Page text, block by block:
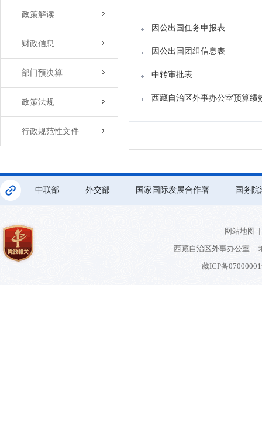
政策解读
财政信息
部门预决算
政策法规
行政规范性文件
因公出国任务申报表
因公出国团组信息表
中转审批表
西藏自治区外事办公室预算绩
中联部 外交部 国家国际发展合作署 国务
网站地图 |
西藏自治区外事办公室
藏ICP备